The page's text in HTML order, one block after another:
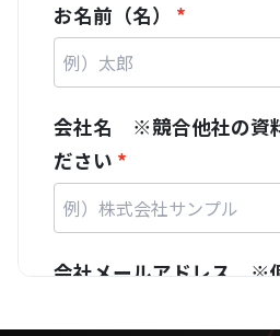
お名前（名）
会社名 ※競合他社の資
ださい
会社メールアドレス ※